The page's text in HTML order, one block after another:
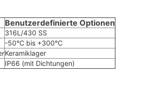
Benutzerdefinierte Optionen
316L/430 SS
-50°C bis +300°C
Keramiklager
IP66 (mit Dichtungen)